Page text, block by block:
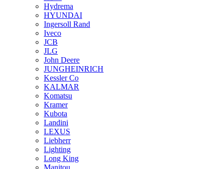
Hydrema
HYUNDAI
Ingersoll Rand
Iveco
JCB
JLG
John Deere
JUNGHEINRICH
Kessler Co
KALMAR
Komatsu
Kramer
Kubota
Landini
LEXUS
Liebherr
Lighting
Long King
Manitou